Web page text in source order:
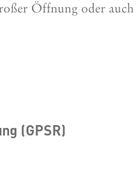
Öffnung oder
(GPSR)